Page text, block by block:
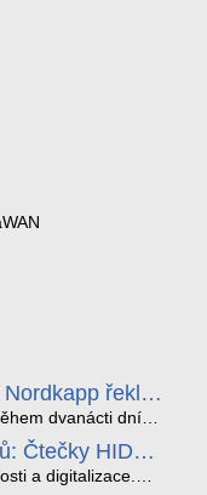
řekla
dvanácti dní
vzali na trasu z
až na
−13 °C a mimo
Čtečky HID
a digitalizace.